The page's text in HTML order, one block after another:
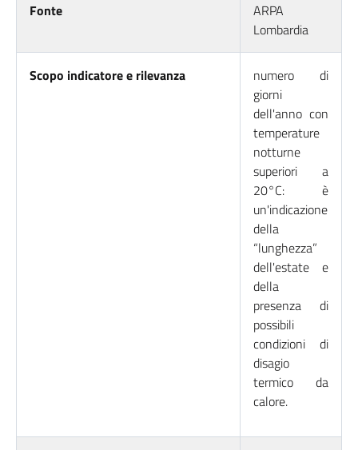
Fonte
ARPA
Lombardia
Scopo indicatore e rilevanza
numero di
giorni
dell'anno con
temperature
notturne
superiori a
20°C: è
un'indicazione
della
“lunghezza”
dell'estate e
della
presenza di
possibili
condizioni di
disagio
termico da
calore.